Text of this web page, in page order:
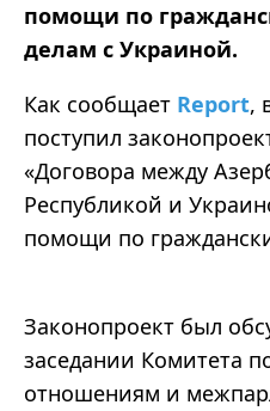
помощи по
делам с Украиной.
Как сообщает Report,
поступил
«Договора между
Республикой и
помощи по
Законопроект был
заседании Комитета
отношениям и